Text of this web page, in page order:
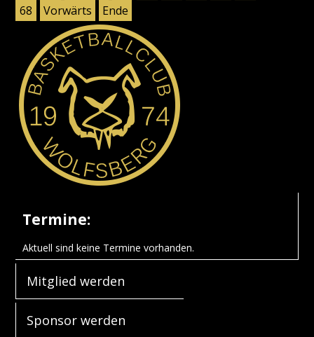
68
Vorwärts Ende
Termine:
Aktuell sind keine Termine vorhanden.
Mitglied werden
Sponsor werden